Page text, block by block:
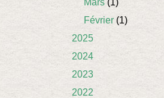
Mars (1)
Février (1)
2025
2024
2023
2022